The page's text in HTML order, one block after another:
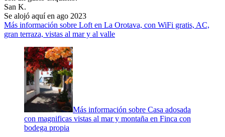
San K.
Se alojó aquí en ago 2023
Más información sobre Loft en La Orotava, con WiFi gratis, AC,
gran terraza, vistas al mar y al valle
Más información sobre Casa adosada
con magnificas vistas al mar y montaña en Finca con
bodega propia